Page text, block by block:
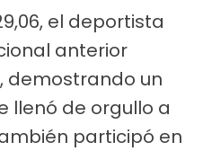
el deportista
anterior
demostrando un
llenó de orgullo a
participó en